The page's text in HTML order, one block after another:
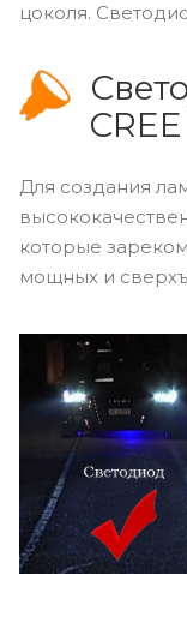
цоколя.
CREE
Для создания
которые
мощных и